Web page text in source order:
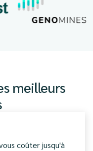
meilleurs
coûter jusqu'à